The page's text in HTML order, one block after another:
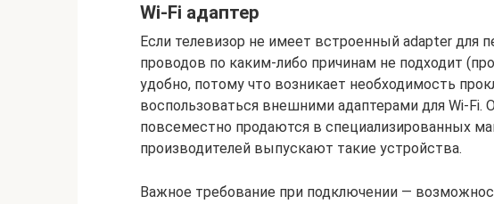
Wi-Fi адаптер
Если телевизор не имеет встроенный adapter для
проводов по каким-либо причинам не подходит
удобно, потому что возникает необходимость
воспользоваться внешними адаптерами для Wi-Fi.
повсеместно продаются в специализированных
производителей выпускают такие устройства.
Важное требование при подключении —